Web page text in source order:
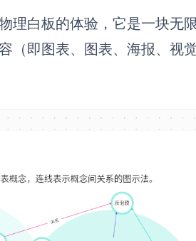
理白板的体验，它是一块无
（即图表、图表、海报、视觉